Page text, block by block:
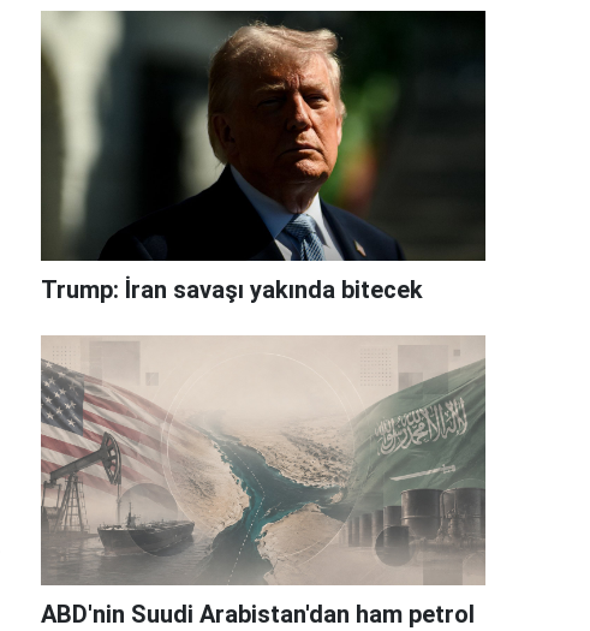
Trump: İran savaşı yakında bitecek
ABD'nin Suudi Arabistan'dan ham petrol